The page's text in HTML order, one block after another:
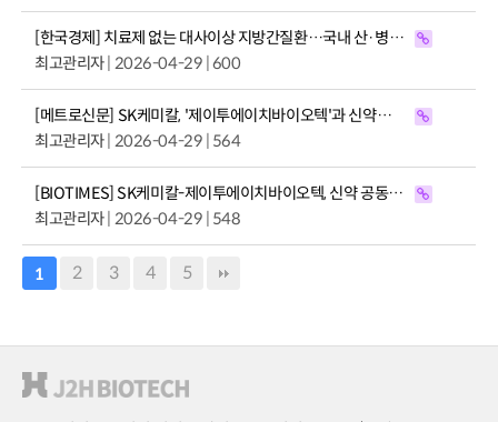
[한국경제] 치료제 없는 대사이상 지방간질환…국내 산·병 머리 맞대 "혁신신약 길을 찾다"
최고관리자| 2026-04-29 | 600
[메트로신문] SK케미칼, '제이투에이치바이오텍'과 신약개발 업무협약..."대사질환·섬유증 질환 연구"
최고관리자| 2026-04-29 | 564
[BIOTIMES] SK케미칼-제이투에이치바이오텍, 신약 공동개발 협력 확대
최고관리자| 2026-04-29 | 548
1 2 3 4 5